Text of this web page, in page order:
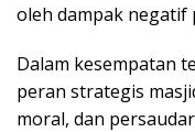
oleh dampak negatif
Dalam kesempatan
peran strategis
moral, dan